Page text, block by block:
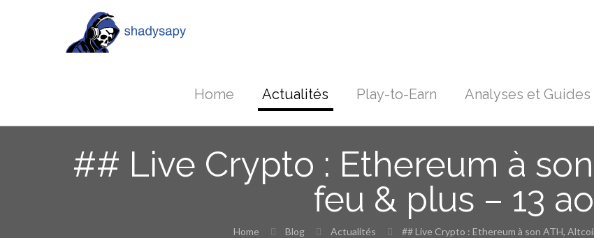
Home Actualités Play-to-Earn Analyses et Guides
## Live Crypto : Ethereum à
feu & plus – 13
Home Blog Actualités ## Live Crypto : Ethereum à son ATH,